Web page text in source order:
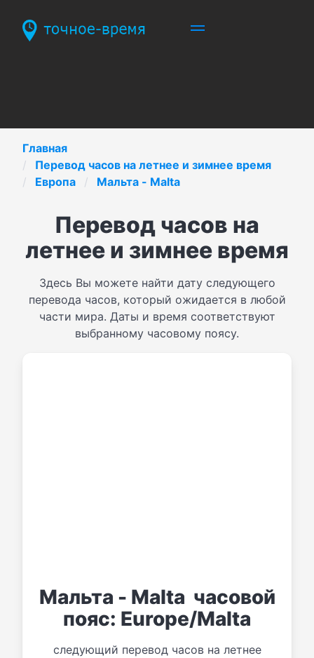
Главная
Перевод часов на летнее и зимнее время
Европа
Мальта - Malta
Перевод часов на
летнее и зимнее время
Здесь Вы можете найти дату следующего
перевода часов, который ожидается в любой
части мира. Даты и время соответствуют
выбранному часовому поясу.
Мальта - Malta часовой
пояс: Europe/Malta
следующий перевод часов на летнее